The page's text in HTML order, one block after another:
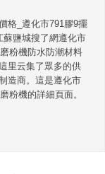
格_遵化市791膠9擺
蘇鹽城搜了網遵化市
粉機防水防潮材料
里云集了眾多的供
造商。這是遵化市
粉機的詳細頁面。